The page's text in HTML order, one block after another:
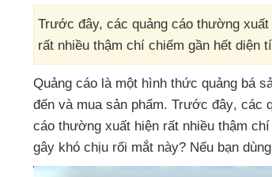
Trước đây, các quảng cáo thường
rất nhiều thậm chí chiếm gần hết diện
Quảng cáo là một hình thức quảng bá
đến và mua sản phẩm. Trước đây, các
cáo thường xuất hiện rất nhiều thậm
gây khó chịu rối mắt này? Nếu bạn